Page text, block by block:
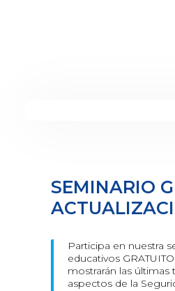
SEMINARIO
Participa en nuestra
educativos
mostrarán las últimas
aspectos de la